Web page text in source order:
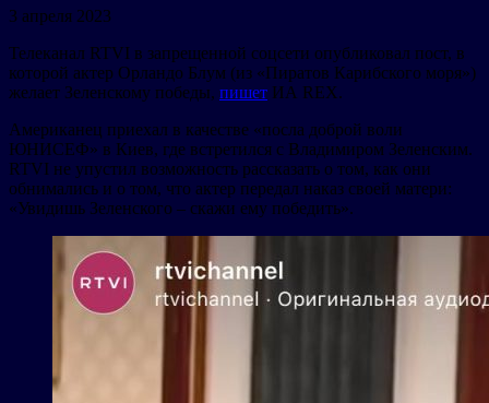
3 апреля 2023
Телеканал RTVI в запрещенной соцсети опубликовал пост, в
которой актер Орландо Блум (из «Пиратов Карибского моря»)
желает Зеленскому победы, пишет ИА REX.
Американец приехал в качестве «посла доброй воли
ЮНИСЕФ» в Киев, где встретился с Владимиром Зеленским.
RTVI не упустил возможность рассказать о том, как они
обнимались и о том, что актер передал наказ своей матери:
«Увидишь Зеленского – скажи ему победить».